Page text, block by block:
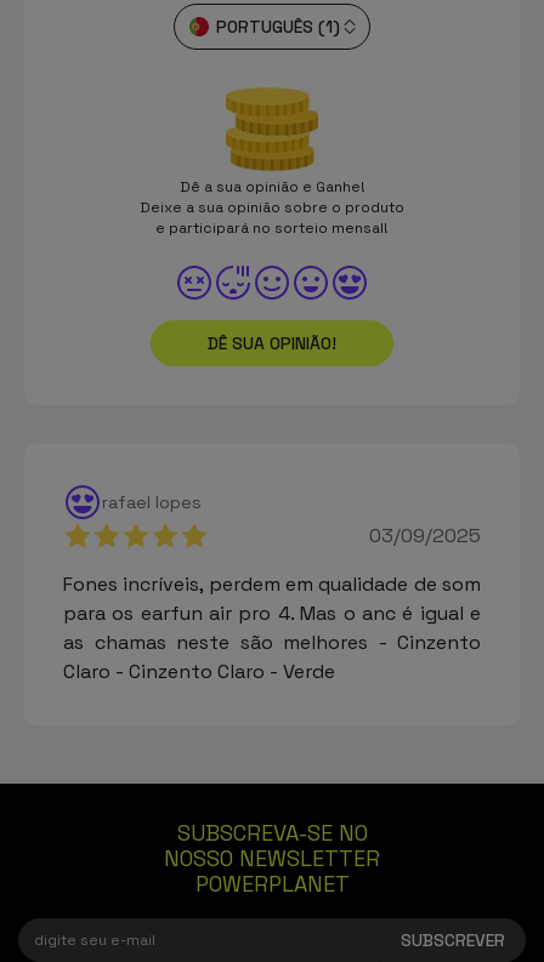
PORTUGUÊS (1)
Dê a sua opinião e Ganhe!
Deixe a sua opinião sobre o produto
e participará no sorteio mensal!
DÊ SUA OPINIÃO!
rafael lopes
03/09/2025
Fones incríveis, perdem em qualidade de som
para os earfun air pro 4. Mas o anc é igual e
as chamas neste são melhores - Cinzento
Claro - Cinzento Claro - Verde
SUBSCREVA-SE NO
NOSSO NEWSLETTER
POWERPLANET